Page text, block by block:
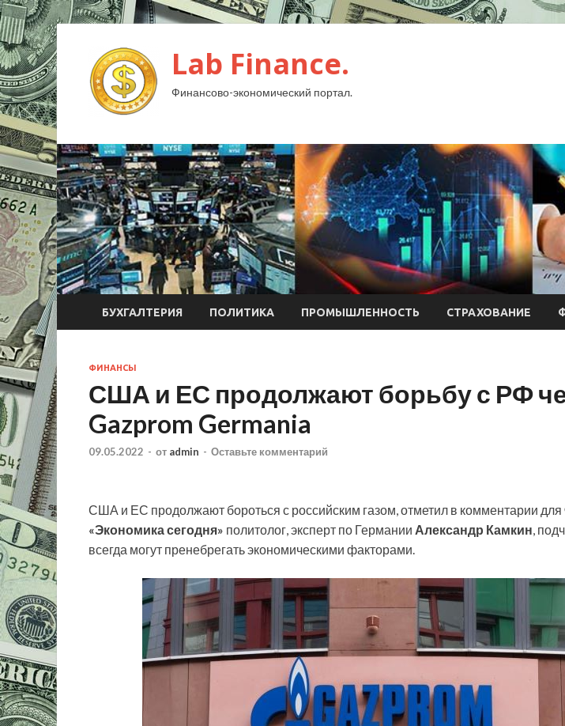
Lab Finance.
Финансово-экономический портал.
БУХГАЛТЕРИЯ ПОЛИТИКА ПРОМЫШЛЕННОСТЬ СТРАХОВАНИЕ
ФИНАНСЫ
США и ЕС продолжают борьбу с РФ
Gazprom Germania
09.05.2022 - от admin - Оставьте комментарий
США и ЕС продолжают бороться с российским газом, отметил в комментарии для
«Экономика сегодня» политолог, эксперт по Германии Александр Камкин,
всегда могут пренебрегать экономическими факторами.